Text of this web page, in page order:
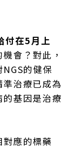
付在5月上
會？對此，
的健保
治療已成為
基因是治療
應的標藥